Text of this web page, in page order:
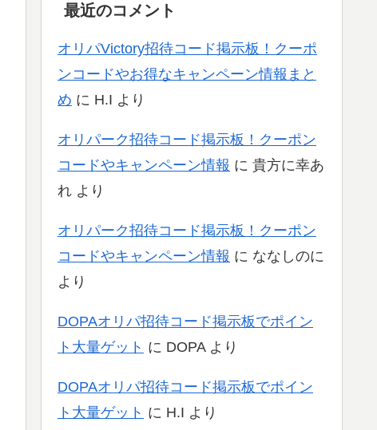
最近のコメント
オリパVictory招待コード掲示板！クーポ
ンコードやお得なキャンペーン情報まと
め に H.I より
オリパーク招待コード掲示板！クーポン
コードやキャンペーン情報 に 貴方に幸あ
れ より
オリパーク招待コード掲示板！クーポン
コードやキャンペーン情報 に ななしのに
より
DOPAオリパ招待コード掲示板でポイン
ト大量ゲット に DOPAより
DOPAオリパ招待コード掲示板でポイン
ト大量ゲット に H.I より